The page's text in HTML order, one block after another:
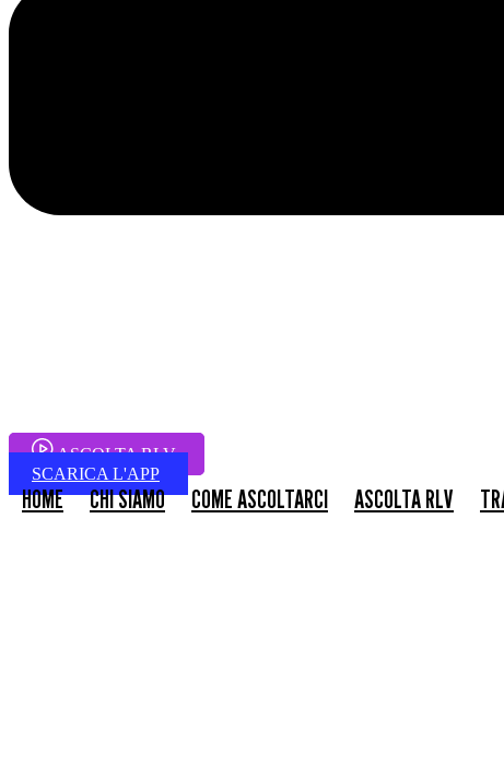
ASCOLTA RLV
SCARICA L'APP
HOME CHI SIAMO COME ASCOLTARCI ASCOLTA RLV